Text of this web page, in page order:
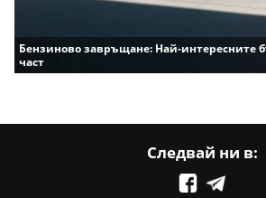
Бензиново завръщане: Най-интересните
част
Следвай ни в: